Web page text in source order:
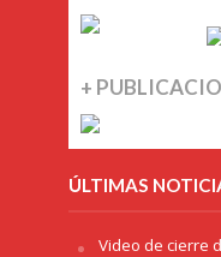
+
ÚLTIMAS
Video de cierre